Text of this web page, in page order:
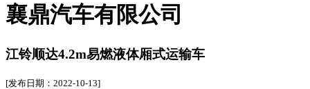
襄鼎汽车有限公司
江铃顺达4.2m易燃液体厢式运输车
[发布日期：2022-10-13]